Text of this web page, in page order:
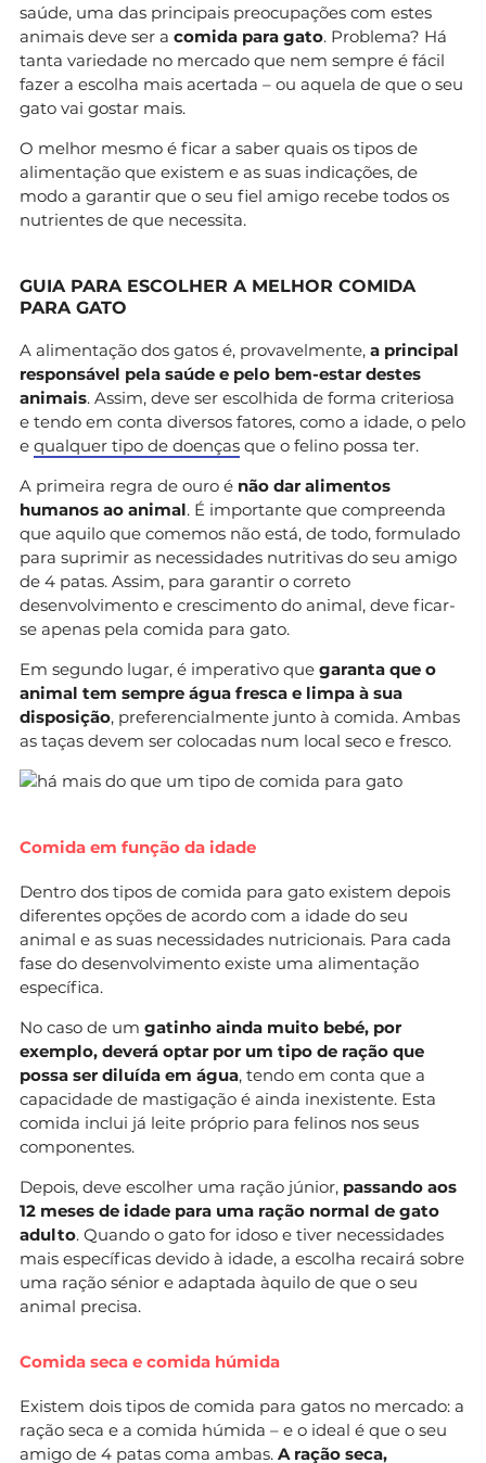
saúde, uma das principais preocupações com estes
animais deve ser a comida para gato. Problema? Há
tanta variedade no mercado que nem sempre é fácil
fazer a escolha mais acertada – ou aquela de que o seu
gato vai gostar mais.
O melhor mesmo é ficar a saber quais os tipos de
alimentação que existem e as suas indicações, de
modo a garantir que o seu fiel amigo recebe todos os
nutrientes de que necessita.
GUIA PARA ESCOLHER A MELHOR COMIDA
PARA GATO
A alimentação dos gatos é, provavelmente, a principal
responsável pela saúde e pelo bem-estar destes
animais. Assim, deve ser escolhida de forma criteriosa
e tendo em conta diversos fatores, como a idade, o pelo
e qualquer tipo de doenças que o felino possa ter.
A primeira regra de ouro é não dar alimentos
humanos ao animal. É importante que compreenda
que aquilo que comemos não está, de todo, formulado
para suprimir as necessidades nutritivas do seu amigo
de 4 patas. Assim, para garantir o correto
desenvolvimento e crescimento do animal, deve ficar-
se apenas pela comida para gato.
Em segundo lugar, é imperativo que garanta que o
animal tem sempre água fresca e limpa à sua
disposição, preferencialmente junto à comida. Ambas
as taças devem ser colocadas num local seco e fresco.
Comida em função da idade
Dentro dos tipos de comida para gato existem depois
diferentes opções de acordo com a idade do seu
animal e as suas necessidades nutricionais. Para cada
fase do desenvolvimento existe uma alimentação
específica.
No caso de um gatinho ainda muito bebé, por
exemplo, deverá optar por um tipo de ração que
possa ser diluída em água, tendo em conta que a
capacidade de mastigação é ainda inexistente. Esta
comida inclui já leite próprio para felinos nos seus
componentes.
Depois, deve escolher uma ração júnior, passando aos
12 meses de idade para uma ração normal de gato
adulto. Quando o gato for idoso e tiver necessidades
mais específicas devido à idade, a escolha recairá sobre
uma ração sénior e adaptada àquilo de que o seu
animal precisa.
Comida seca e comida húmida
Existem dois tipos de comida para gatos no mercado: a
ração seca e a comida húmida – e o ideal é que o seu
amigo de 4 patas coma ambas. A ração seca,